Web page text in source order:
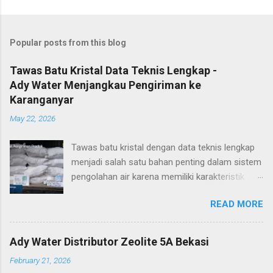
Popular posts from this blog
Tawas Batu Kristal Data Teknis Lengkap -
Ady Water Menjangkau Pengiriman ke
Karanganyar
May 22, 2026
Tawas batu kristal dengan data teknis lengkap
menjadi salah satu bahan penting dalam sistem
pengolahan air karena memiliki karakteristik
kebutuhan industri, termasuk wilayah
Karanganyar. Solusi terbaik untuk kebutuhan
tersebut adalah Tawas dari
READ MORE
Ady Water Distributor Zeolite 5A Bekasi
February 21, 2026